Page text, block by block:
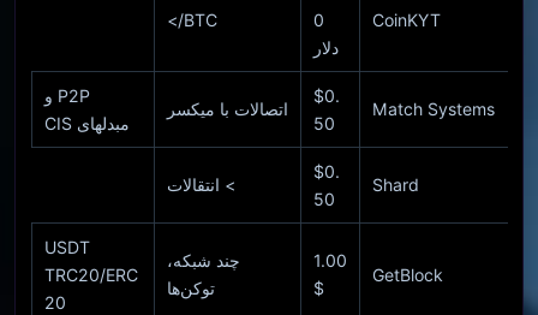
CoinKYT
0
دلار
BTC/>
Match Systems
$0.
50
اتصالات با میکسر
P2P و
مبدلهای CIS
Shard
$0.
50
>
GetBlock
1.00
$
چند شبکه،
توکن‌ها
USDT
TRC20/ERC
20